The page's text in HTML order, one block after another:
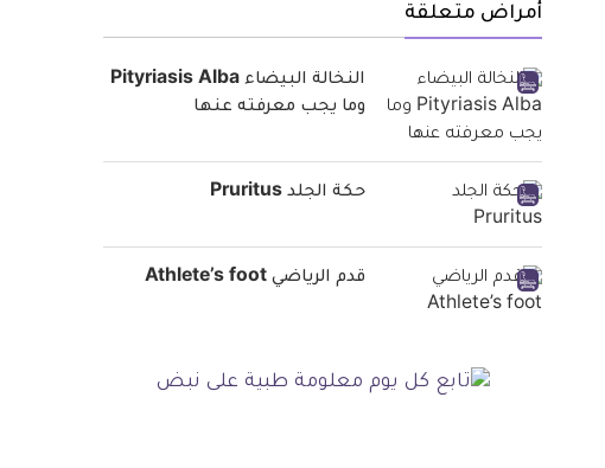
أمراض متعلقة
النخالة البيضاء Pityriasis Alba
وما يجب معرفته عنها
حكة الجلد Pruritus
قدم الرياضي Athlete’s foot